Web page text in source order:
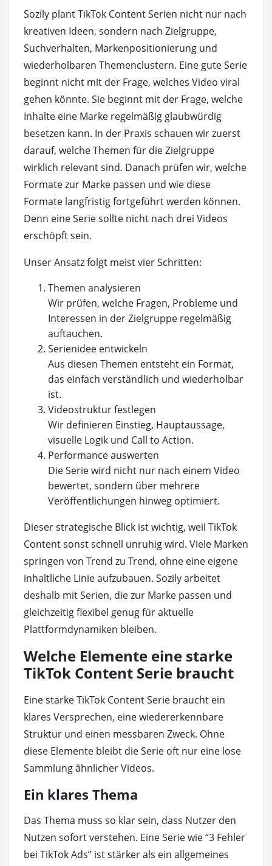
Sozily plant TikTok Content Serien nicht nur nach
kreativen Ideen, sondern nach Zielgruppe,
Suchverhalten, Markenpositionierung und
wiederholbaren Themenclustern. Eine gute Serie
beginnt nicht mit der Frage, welches Video viral
gehen könnte. Sie beginnt mit der Frage, welche
Inhalte eine Marke regelmäßig glaubwürdig
besetzen kann. In der Praxis schauen wir zuerst
darauf, welche Themen für die Zielgruppe
wirklich relevant sind. Danach prüfen wir, welche
Formate zur Marke passen und wie diese
Formate langfristig fortgeführt werden können.
Denn eine Serie sollte nicht nach drei Videos
erschöpft sein.
Unser Ansatz folgt meist vier Schritten:
Themen analysieren
Wir prüfen, welche Fragen, Probleme und
Interessen in der Zielgruppe regelmäßig
auftauchen.
Serienidee entwickeln
Aus diesen Themen entsteht ein Format,
das einfach verständlich und wiederholbar
ist.
Videostruktur festlegen
Wir definieren Einstieg, Hauptaussage,
visuelle Logik und Call to Action.
Performance auswerten
Die Serie wird nicht nur nach einem Video
bewertet, sondern über mehrere
Veröffentlichungen hinweg optimiert.
Dieser strategische Blick ist wichtig, weil TikTok
Content sonst schnell unruhig wird. Viele Marken
springen von Trend zu Trend, ohne eine eigene
inhaltliche Linie aufzubauen. Sozily arbeitet
deshalb mit Serien, die zur Marke passen und
gleichzeitig flexibel genug für aktuelle
Plattformdynamiken bleiben.
Welche Elemente eine starke
TikTok Content Serie braucht
Eine starke TikTok Content Serie braucht ein
klares Versprechen, eine wiedererkennbare
Struktur und einen messbaren Zweck. Ohne
diese Elemente bleibt die Serie oft nur eine lose
Sammlung ähnlicher Videos.
Ein klares Thema
Das Thema muss so klar sein, dass Nutzer den
Nutzen sofort verstehen. Eine Serie wie “3 Fehler
bei TikTok Ads” ist stärker als ein allgemeines